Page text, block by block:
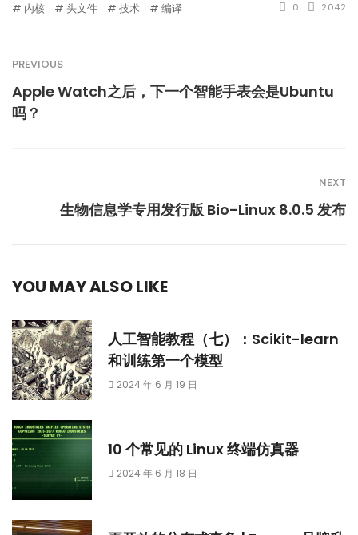
内核 头文件 技术 编译 0 2042
PREVIOUS
Apple Watch之后，下一个智能手表会是Ubuntu
吗？
NEXT
生物信息学专用发行版 Bio-Linux 8.0.5 发布
YOU MAY ALSO LIKE
人工智能教程（七）：Scikit-learn
和训练第一个模型
2024 年 6 月 19 日
10 个常见的 Linux 终端仿真器
2024 年 6 月 18 日